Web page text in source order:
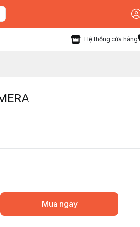
Hệ thống cửa hàng
Mua ngay